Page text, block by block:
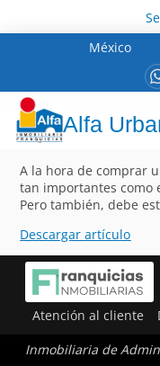
México
Alfa
A la hora de comprar
tan importantes como
Pero también, debe
Descargar artículo
Atención al cliente
Inmobiliaria de